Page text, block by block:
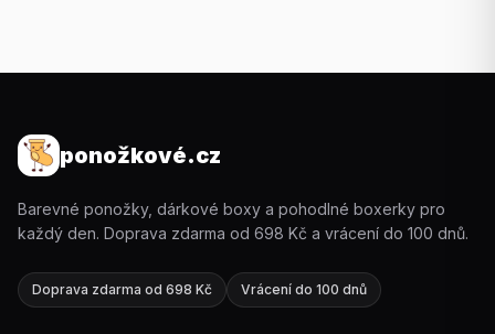
ponožkové.cz
Barevné ponožky, dárkové boxy a pohodlné boxerky pro
každý den. Doprava zdarma od 698 Kč a vrácení do 100 dnů.
Doprava zdarma od 698 Kč Vrácení do 100 dnů